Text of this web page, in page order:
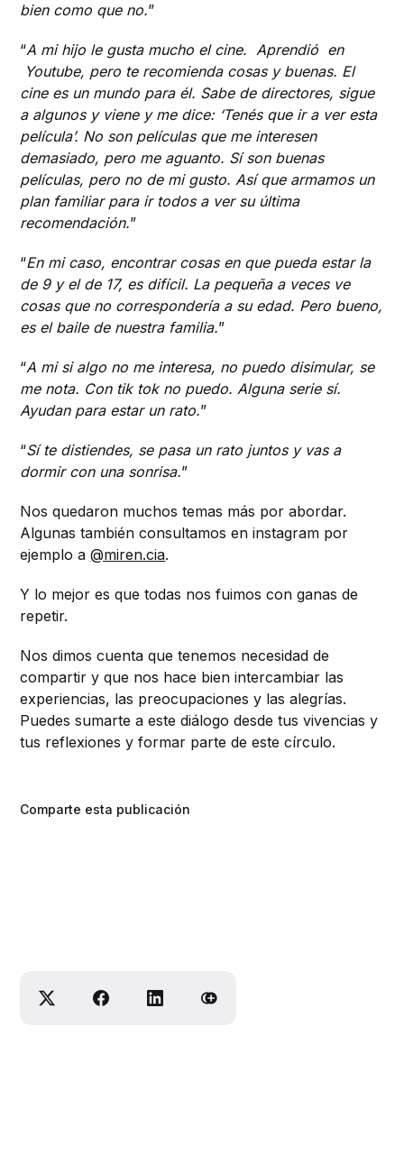
bien como que no.”
“A mi hijo le gusta mucho el cine. Aprendió en
Youtube, pero te recomienda cosas y buenas. El
cine es un mundo para él. Sabe de directores, sigue
a algunos y viene y me dice: ‘Tenés que ir a ver esta
película’. No son películas que me interesen
demasiado, pero me aguanto. Sí son buenas
películas, pero no de mi gusto. Así que armamos un
plan familiar para ir todos a ver su última
recomendación.”
“En mi caso, encontrar cosas en que pueda estar la
de 9 y el de 17, es difícil. La pequeña a veces ve
cosas que no correspondería a su edad. Pero bueno,
es el baile de nuestra familia.”
“A mi si algo no me interesa, no puedo disimular, se
me nota. Con tik tok no puedo. Alguna serie sí.
Ayudan para estar un rato.”
“Sí te distiendes, se pasa un rato juntos y vas a
dormir con una sonrisa.”
Nos quedaron muchos temas más por abordar.
Algunas también consultamos en instagram por
ejemplo a@miren.cia.
Y lo mejor es que todas nos fuimos con ganas de
repetir.
Nos dimos cuenta que tenemos necesidad de
compartir y que nos hace bien intercambiar las
experiencias, las preocupaciones y las alegrías.
Puedes sumarte a este diálogo desde tus vivencias y
tus reflexiones y formar parte de este círculo.
Comparte esta publicación